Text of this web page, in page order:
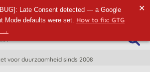
Late Consent detected — a Google
Mode defaults were set. How to fix: GTG
→
✕
voor duurzaamheid sinds 2008